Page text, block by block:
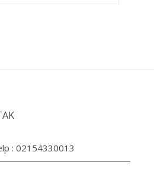
: 02154330013